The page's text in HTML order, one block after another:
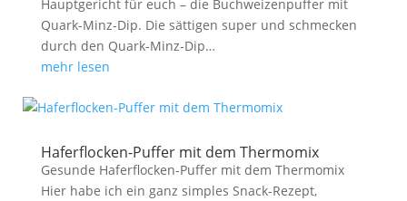
Hauptgericht für euch – die Buchweizenpuffer mit
Quark-Minz-Dip. Die sättigen super und schmecken
durch den Quark-Minz-Dip…
mehr lesen
Haferflocken-Puffer mit dem Thermomix
Gesunde Haferflocken-Puffer mit dem Thermomix
Hier habe ich ein ganz simples Snack-Rezept,